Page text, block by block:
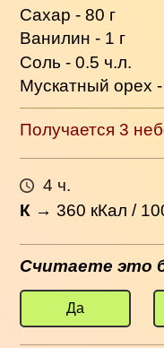
Сахар - 80 г
Ванилин - 1 г
Соль - 0.5 ч.л.
Мускатный орех
Получается 3
4 ч.
К →360 кКал /
Считаете это
Да